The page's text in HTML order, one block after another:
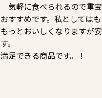
気軽に食べられるので重
おすすめです。私としては
もっとおいしくなりますが
す。